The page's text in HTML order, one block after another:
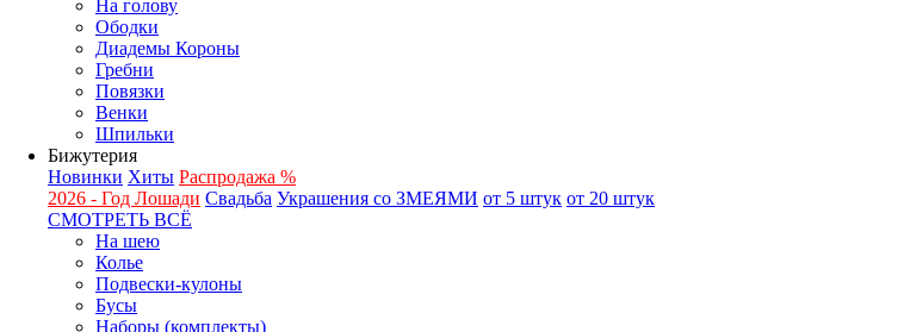
На голову
Ободки
Диадемы Короны
Гребни
Повязки
Венки
Шпильки
Бижутерия
Новинки Хиты Распродажа %
2026 - Год Лошади Свадьба Украшения со ЗМЕЯМИ от 5 штук от 20 штук
СМОТРЕТЬ ВСЁ
На шею
Колье
Подвески-кулоны
Бусы
Наборы (комплекты)